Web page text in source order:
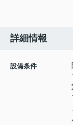
詳細情報
設備条件